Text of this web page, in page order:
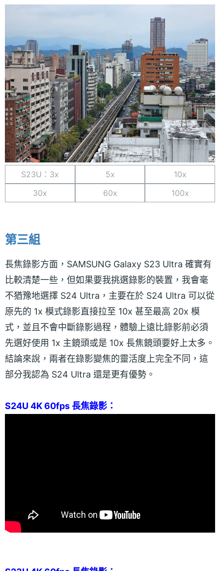
S23U：3x 5x
10x
30x
60x 100x
第三組
長焦錄影方面，SAMSUNG Galaxy S23 Ultra 確實有
比較清楚一些，但如果要我挑選錄影的裝置，我會毫
不猶豫地選擇 S24 Ultra，主要在於 S24 Ultra 可以從
原先的 1x 模式錄影直接拉至 10x 甚至最高 20x 模
式，並且不會中斷錄影過程，體驗上遠比錄影前必須
先選好使用 1x 主鏡頭或是 10x 長焦鏡頭要好上太多。
結論來說，兩者在錄影變焦的靈活度上完全不同，這
部分我認為 S24 Ultra 還是更有優勢。
S24U 4K 60fps 長焦錄影：